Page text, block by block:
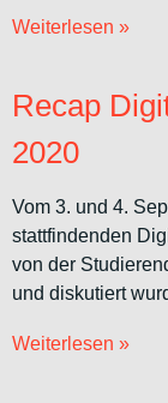
Weiterlesen »
Recap
2020
Vom 3. und 4.
stattfindenden
von der
und diskutiert
Weiterlesen »